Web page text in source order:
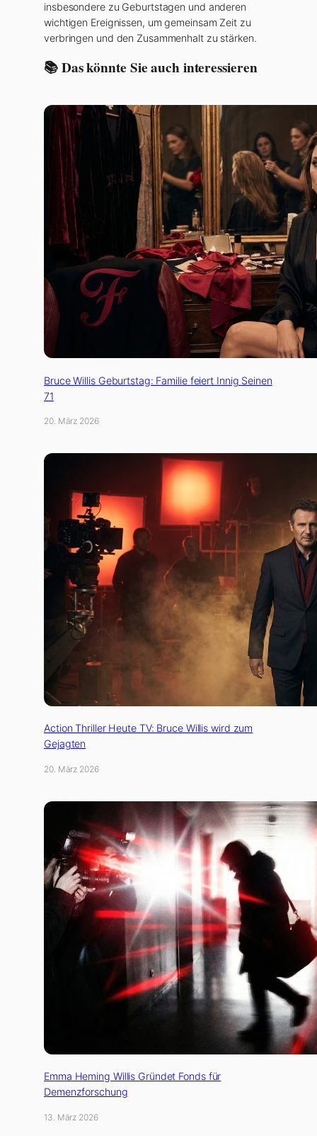
insbesondere zu Geburtstagen und anderen
wichtigen Ereignissen, um gemeinsam Zeit zu
verbringen und den Zusammenhalt zu stärken.
📚 Das könnte Sie auch interessieren
Bruce Willis Geburtstag: Familie feiert Innig Seinen
71
20. März 2026
Action Thriller Heute TV: Bruce Willis wird zum
Gejagten
20. März 2026
Emma Heming Willis Gründet Fonds für
Demenzforschung
13. März 2026